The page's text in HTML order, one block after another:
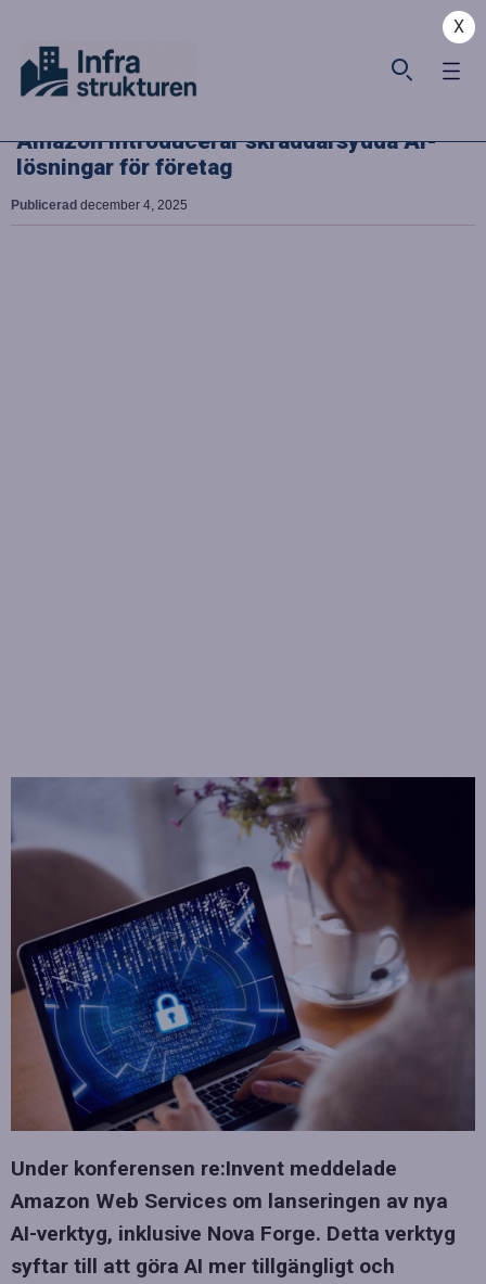
X
Amazon introducerar skräddarsydda AI-
lösningar för företag
Publicerad december 4, 2025
Under konferensen re:Invent meddelade
Amazon Web Services om lanseringen av nya
AI-verktyg, inklusive Nova Forge. Detta verktyg
syftar till att göra AI mer tillgängligt och